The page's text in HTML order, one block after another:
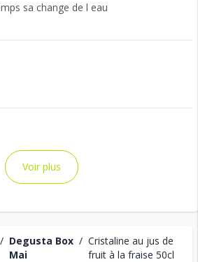
/ Degusta Box
Mai
/ Cristaline au jus de
fruit à la fraise 50cl
sa change de l eau
Voir plus